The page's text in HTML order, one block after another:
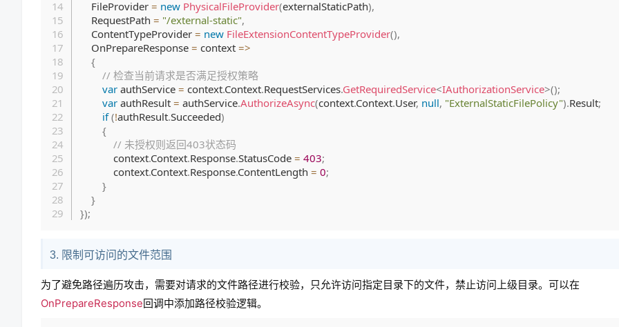
    FileProvider
= new PhysicalFileProvider(externalStaticPath),
    RequestPath
= "/external-static",
    ContentTypeProvider
= new FileExtensionContentTypeProvider(),
    OnPrepareResponse
= context =>
{
// 检查当前请求是否满足授权策略
var authService = context.Context.RequestServices.GetRequiredService<IAuthorizationService>();
var authResult = authService.AuthorizeAsync(context.Context.User, null, "ExternalStaticFilePolicy").Result;
if (!authResult.Succeeded)
{
// 未授权则返回403状态码
            context
.Context.Response.StatusCode = 403;
            context
.Context.Response.ContentLength = 0;
}
}
});
3. 限制可访问的文件范围
为了避免路径遍历攻击，需要对请求的文件路径进行校验，只允许访问指定目录下的文件，禁止访问上级目录。可以在
OnPrepareResponse回调中添加路径校验逻辑。